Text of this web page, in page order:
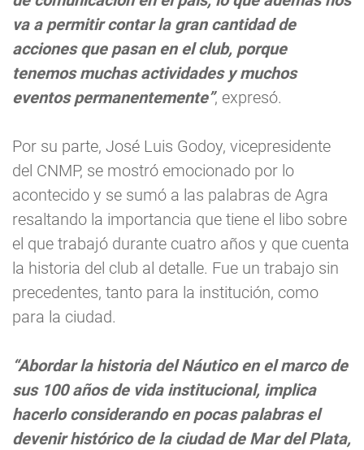
va a permitir contar la gran cantidad de
acciones que pasan en el club, porque
tenemos muchas actividades y muchos
eventos permanentemente”, expresó.
Por su parte, José Luis Godoy, vicepresidente
del CNMP, se mostró emocionado por lo
acontecido y se sumó a las palabras de Agra
resaltando la importancia que tiene el libo sobre
el que trabajó durante cuatro años y que cuenta
la historia del club al detalle. Fue un trabajo sin
precedentes, tanto para la institución, como
para la ciudad.
“Abordar la historia del Náutico en el marco de
sus 100 años de vida institucional, implica
hacerlo considerando en pocas palabras el
devenir histórico de la ciudad de Mar del Plata,